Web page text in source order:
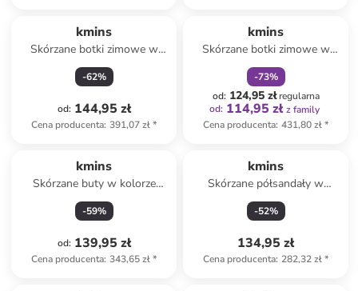
kmins
Skórzane botki zimowe w
kolorze ciemnobrązowym
-62%
od: 144,95 zł
Cena producenta: 391,07 zł*
kmins
Skórzane botki zimowe w
kolorze brązowym
-73%
od: 124,95 złregularna
od: 114,95 zł z family
Cena producenta: 431,80 zł*
kmins
Skórzane buty w kolorze
miętowym do chodzenia na
boso
-59%
od: 139,95 zł
Cena producenta: 343,65 zł*
kmins
Skórzane półsandały w
kolorze czerwonym
-52%
134,95 zł
Cena producenta: 282,32 zł*